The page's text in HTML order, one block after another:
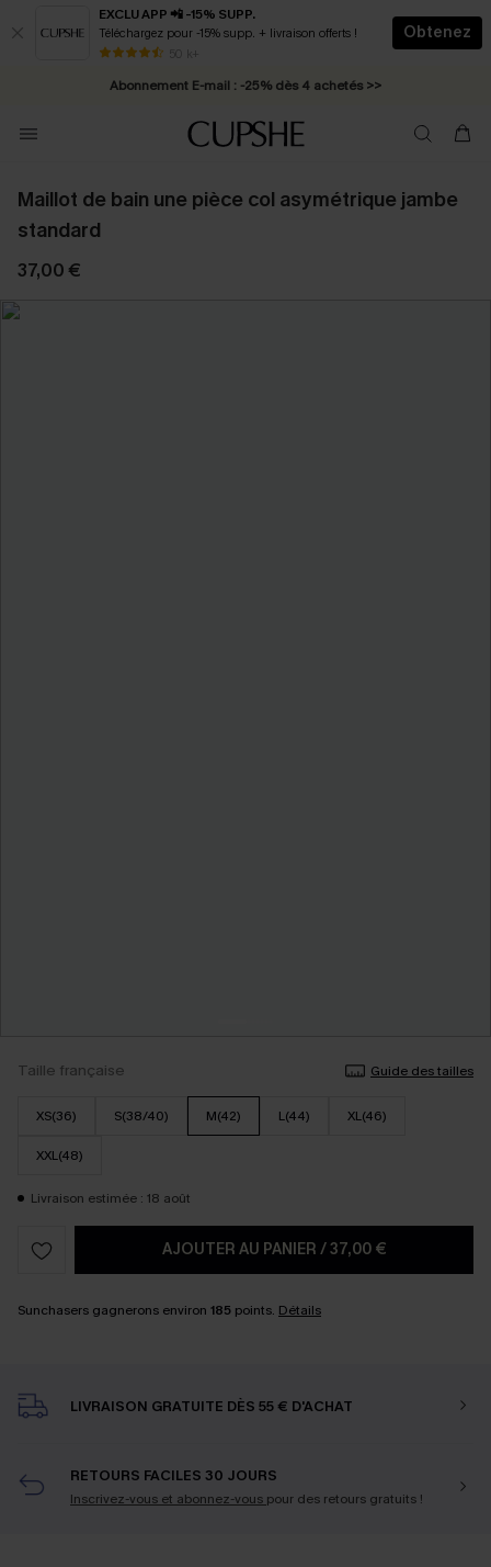
EXCLU APP 📲 -15% SUPP.
Téléchargez pour -15% supp. + livraison offerts !
50 k+
Obtenez
* Livraison éclair 2-3 jours ouvrés >>
Abonnement E-mail : -25% dès 4 achetés >>
Maillot de bain une pièce col asymétrique jambe
standard
37,00 €
Taille française Guide des tailles
XS(36) S(38/40) M(42) L(44) XL(46)
XXL(48)
Livraison estimée : 18 août
AJOUTER AU PANIER /37,00 €
Sunchasers gagnerons environ 185 points. Détails
LIVRAISON GRATUITE DÈS 55 € D'ACHAT
RETOURS FACILES 30 JOURS
Inscrivez-vous et abonnez-vous pour des retours gratuits !